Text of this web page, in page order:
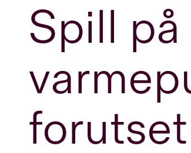
Spill